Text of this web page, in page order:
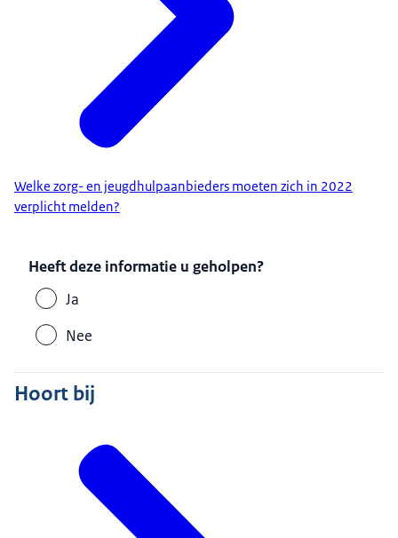
Welke zorg- en jeugdhulpaanbieders moeten zich in 2022
verplicht melden?
Heeft deze informatie u geholpen?
Ja
Nee
Hoort bij